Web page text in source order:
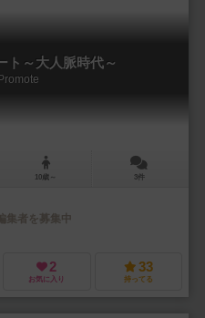
ト～大人脈時代～
10歳～ 3件
集者を募集中
2
お気に入り
33
持ってる